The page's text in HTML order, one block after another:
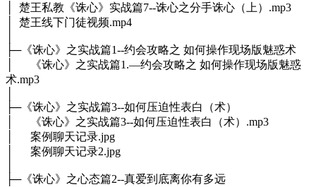
│ 楚王私教《诛心》实战篇7--诛心之分手诛心（上）.mp3
│ 楚王线下门徒视频.mp4
├─《诛心》之实战篇1--约会攻略之 如何操作现场版魅惑术
│ 《诛心》之实战篇1.—约会攻略之 如何操作现场版魅惑
术.mp3
├─《诛心》之实战篇3--如何压迫性表白（术）
│ 《诛心》之实战篇3--如何压迫性表白（术）.mp3
│ 案例聊天记录.jpg
│ 案例聊天记录2.jpg
├─《诛心》之心态篇2--真爱到底离你有多远